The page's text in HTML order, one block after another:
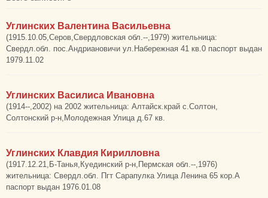
Углинских Валентина Васильевна
(1915.10.05,Серов,Свердловская обл.--,1979) жительница:
Свердл.обл. пос.Андриановичи ул.Набережная 41 кв.0 паспорт выдан
1979.11.02
Углинских Василиса Ивановна
(1914--,2002) на 2002 жительница: Алтайск.край с.Солтон,
Солтонский р-н,Молодежная Улица д.67 кв.
Углинских Клавдия Кирилловна
(1917.12.21,Б-Танья,Куединский р-н,Пермская обл.--,1976)
жительница: Свердл.обл. Пгт Сарапулка Улица Ленина 65 кор.А
паспорт выдан 1976.01.08